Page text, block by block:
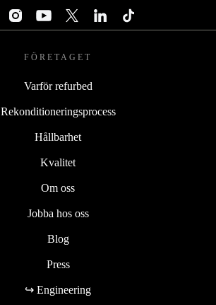
FÖRETAGET
Varför refurbed
Rekonditioneringsprocess
Hållbarhet
Kvalitet
Om oss
Jobba hos oss
Blog
Press
↪ Engineering